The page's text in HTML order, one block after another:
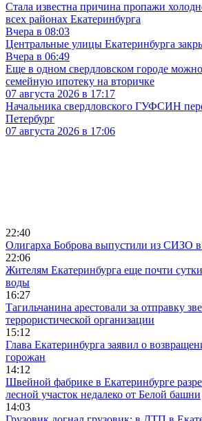
Стала известна причина пропажи
всех районах Екатеринбурга
Вчера в 08:03
Центральные улицы Екатеринбурга
Вчера в 06:49
Еще в одном свердловском городе можно
семейную ипотеку на вторичке
07 августа 2026 в 17:17
Начальника свердловского ГУФСИН
Петербург
07 августа 2026 в 17:06
22:40
Олигарха Боброва выпустили из СИЗО в
22:06
Жителям Екатеринбурга еще почти
воды
16:27
Тагильчанина арестовали за отправку
террористической организации
15:12
Глава Екатеринбурга заявил о
горожан
14:12
Швейной фабрике в Екатеринбурге
лесной участок недалеко от Белой башни
14:03